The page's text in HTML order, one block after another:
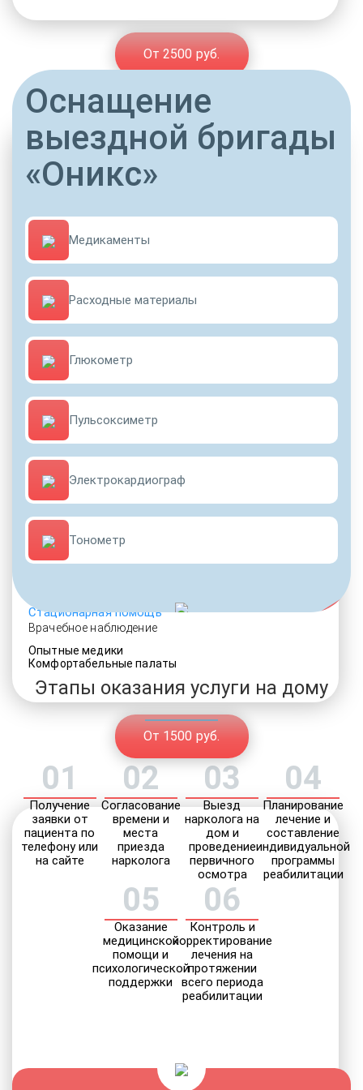
От 2500 руб.
ДРУГИЕ УСЛУГИ ДЛЯ ЗАВИСИМЫХ
Услуги адвоката
VIP программы помощи
Социальные программы
Возвращение интереса к жизни
Стационарная помощь
Врачебное наблюдение
Опытные медики
Комфортабельные палаты
От 1500 руб.
Оснащение
выездной бригады
«Оникс»
Медикаменты
Расходные материалы
Глюкометр
Пульсоксиметр
Электрокардиограф
Тонометр
Этапы оказания услуги на дому
01
Получение
заявки от
пациента по
телефону или
на сайте
02
Согласование
времени и
места
приезда
нарколога
03
Выезд
нарколога на
дом и
проведение
первичного
осмотра
04
Планирование
лечение и
составление
индивидуальной
программы
реабилитации
05
Оказание
медицинской
помощи и
психологической
поддержки
06
Контроль и
корректирование
лечения на
протяжении
всего периода
реабилитации